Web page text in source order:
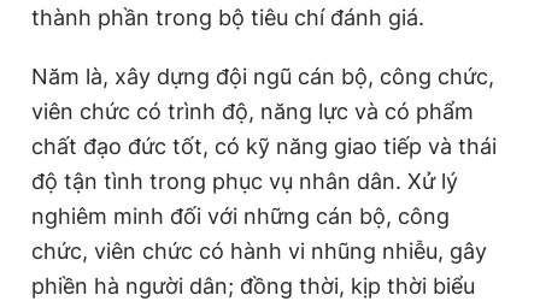
thành phần trong bộ tiêu chí đánh giá.
Năm là, xây dựng đội ngũ cán bộ, công chức,
viên chức có trình độ, năng lực và có phẩm
chất đạo đức tốt, có kỹ năng giao tiếp và thái
độ tận tình trong phục vụ nhân dân. Xử lý
nghiêm minh đối với những cán bộ, công
chức, viên chức có hành vi nhũng nhiễu, gây
phiền hà người dân; đồng thời, kịp thời biểu